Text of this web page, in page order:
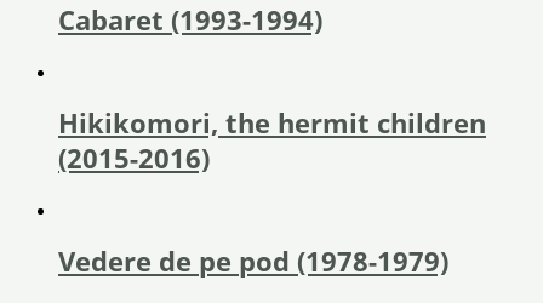
Cabaret (1993-1994)
Hikikomori, the hermit children
(2015-2016)
Vedere de pe pod (1978-1979)